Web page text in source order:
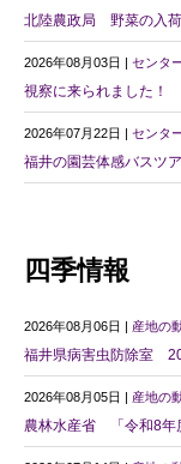
北陸農政局 野菜の入
2026年08月03日 | センタ
視察に来られました！
2026年07月22日 | センタ
福井の園芸体感バスツ
四季情報
2026年08月06日 | 産地の
福井県病害虫防除室
2026年08月05日 | 産地の
農林水産省 「令和8年